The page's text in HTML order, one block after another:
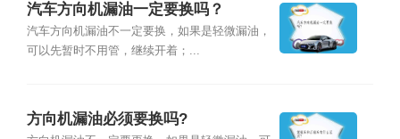
汽车方向机漏油一定要换吗？
汽车方向机漏油不一定要换，如果是轻微漏油，
可以先暂时不用管，继续开着；...
方向机漏油必须要换吗?